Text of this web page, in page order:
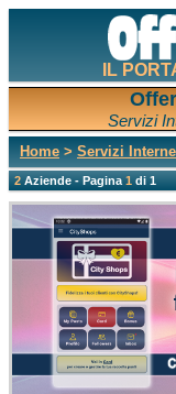
IL
Servizi
Home > Servizi
2Aziende - Pagina1di 1